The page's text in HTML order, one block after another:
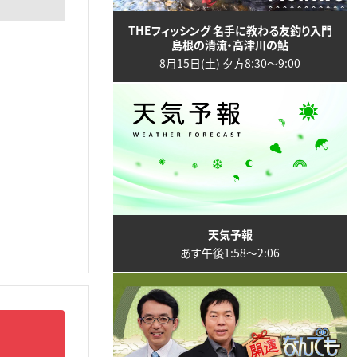
THEフィッシング 名手に教わる友釣り入門
島根の清流・高津川の鮎
8月15日(土) 夕方8:30〜9:00
天気予報
あす午後1:58〜2:06